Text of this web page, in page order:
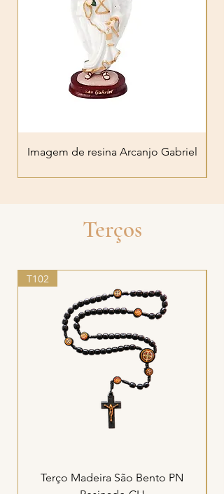
Imagem de resina Arcanjo Gabriel
Terços
T102
Terço Madeira São Bento PN